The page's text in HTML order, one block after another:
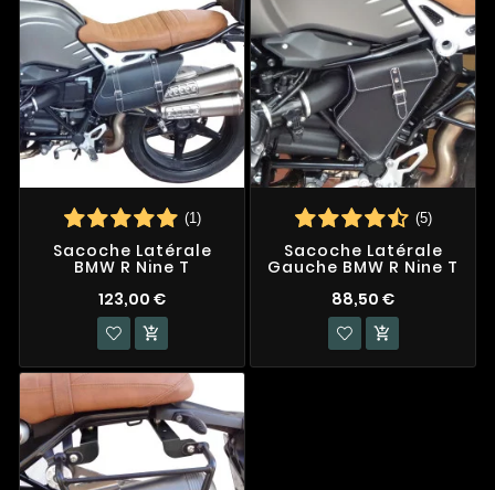
(1)
Sacoche Latérale
BMW R Nine T
123,00 €

(5)
Sacoche Latérale
Gauche BMW R Nine T
88,50 €
